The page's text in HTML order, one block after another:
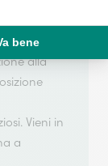
è un fiorista
alla
Vieni in
a